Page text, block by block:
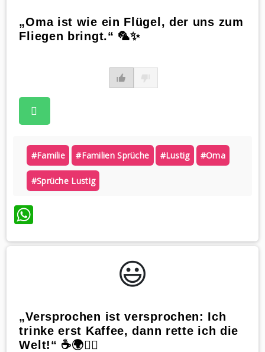
„Oma ist wie ein Flügel, der uns zum
Fliegen bringt.“ 🦜✨
#familie #familien Sprüche #lustig #oma
#sprüche Lustig
WhatsApp
😃️
„Versprochen ist versprochen: Ich
trinke erst Kaffee, dann rette ich die
Welt!“ ☕️🌍🦸‍♀️